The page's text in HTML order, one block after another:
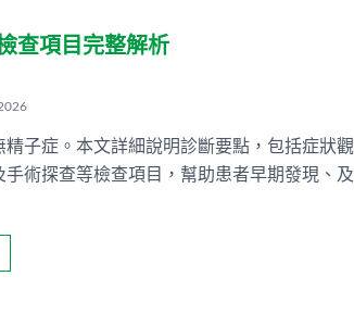
查項目完整解析
子症。本文詳細說明診斷要點，包括症狀觀
術探查等檢查項目，幫助患者早期發現、及